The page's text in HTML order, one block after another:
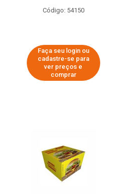
Código: 54150
Faça seu login ou
cadastre-se para
ver preços e
comprar